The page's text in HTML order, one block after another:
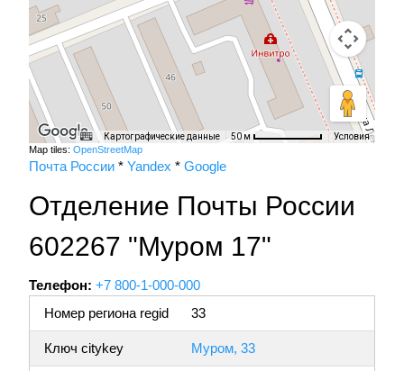
Картографические данные 50 м Условия
Map tiles: OpenStreetMap
Почта России * Yandex * Google
Отделение Почты России
602267 "Муром 17"
Телефон: +7 800-1-000-000
Номер региона regid
33
Ключ citykey Муром, 33